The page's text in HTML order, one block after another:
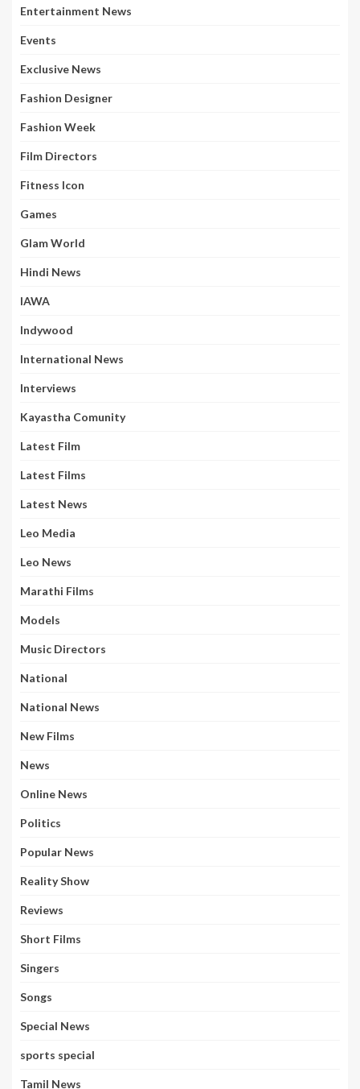
Entertainment News
Events
Exclusive News
Fashion Designer
Fashion Week
Film Directors
Fitness Icon
Games
Glam World
Hindi News
IAWA
Indywood
International News
Interviews
Kayastha Comunity
Latest Film
Latest Films
Latest News
Leo Media
Leo News
Marathi Films
Models
Music Directors
National
National News
New Films
News
Online News
Politics
Popular News
Reality Show
Reviews
Short Films
Singers
Songs
Special News
sports special
Tamil News